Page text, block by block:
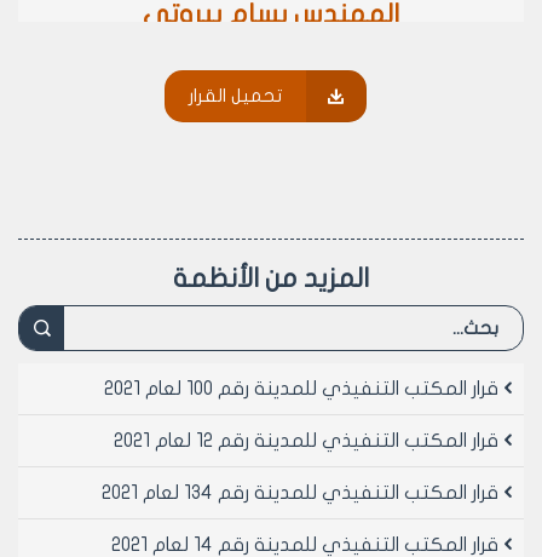
المهندس بسام بيروتي
تحميل القرار
المزيد من الأنظمة
قرار المكتب التنفيذي للمدينة رقم 100 لعام 2021
قرار المكتب التنفيذي للمدينة رقم 12 لعام 2021
قرار المكتب التنفيذي للمدينة رقم 134 لعام 2021
قرار المكتب التنفيذي للمدينة رقم 14 لعام 2021